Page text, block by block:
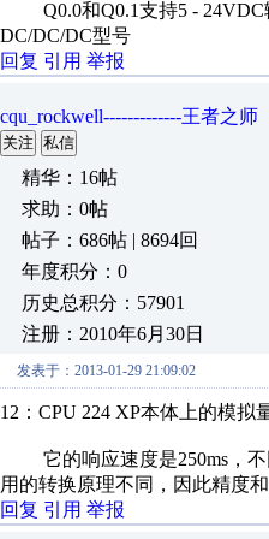
Q0.0和Q0.1支持5 - 24VDC
DC/DC/DC型号
回复 引用 举报
cqu_rockwell-------------王者之师
关注 私信
精华：16帖
求助：0帖
帖子：686帖 | 8694回
年度积分：0
历史总积分：57901
注册：2010年6月30日
发表于：2013-01-29 21:09:02
12：CPU 224 XP本体上的模拟
它的响应速度是250ms，不
用的转换原理不同，因此精度和
回复 引用 举报